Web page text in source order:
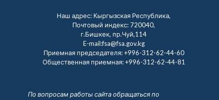
Наш адрес: Кыргызская Республика,
Почтовый индекс: 720040,
г.Бишкек, пр.Чуй,114
E-mail:fsa@fsa.gov.kg
Приемная председателя:+996-312-62-44-60
Общественная приемная:+996-312-62-44-81
По вопросам работы сайта обращаться по